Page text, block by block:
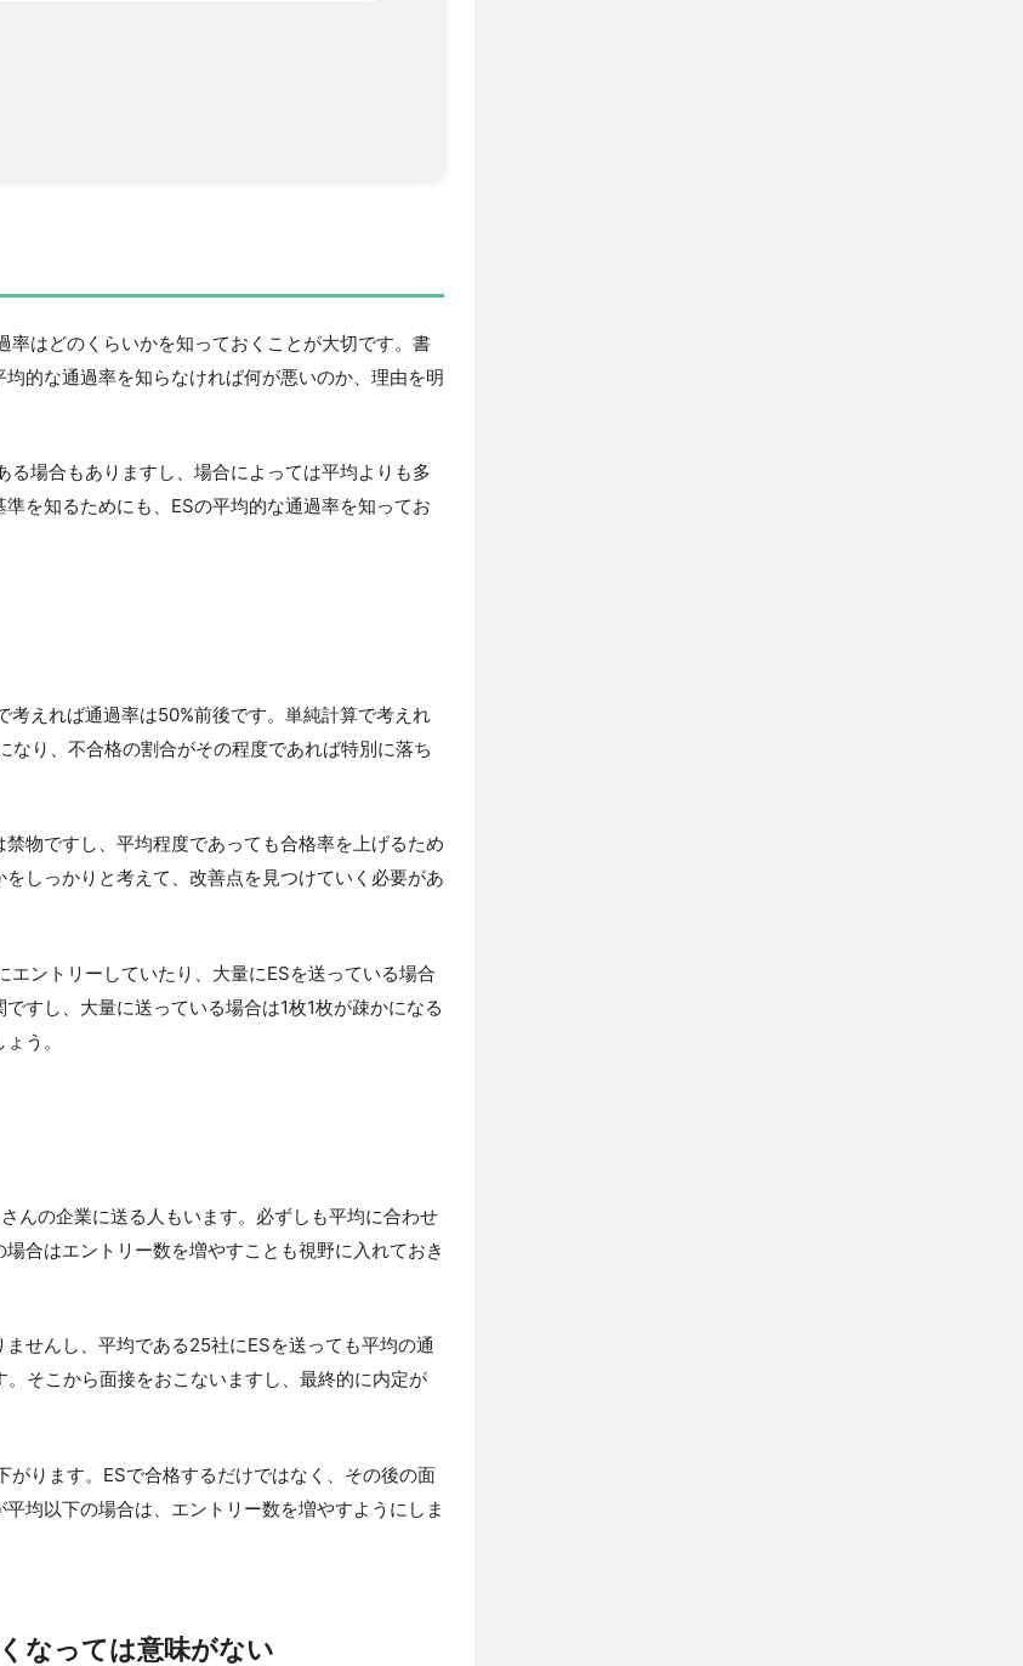
はどのくらいかを知っておくことが大切です。書
的な通過率を知らなければ何が悪いのか、理由を明
場合もありますし、場合によっては平均よりも多
を知るためにも、ESの平均的な通過率を知ってお
えれば通過率は50%前後です。単純計算で考えれ
り、不合格の割合がその程度であれば特別に落ち
物ですし、平均程度であっても合格率を上げるため
しっかりと考えて、改善点を見つけていく必要があ
ントリーしていたり、大量にESを送っている場合
すし、大量に送っている場合は1枚1枚が疎かになる
う。
んの企業に送る人もいます。必ずしも平均に合わせ
合はエントリー数を増やすことも視野に入れておき
せんし、平均である25社にESを送っても平均の通
そこから面接をおこないますし、最終的に内定が
ります。ESで合格するだけではなく、その後の面
均以下の場合は、エントリー数を増やすようにしま
なっては意味がない